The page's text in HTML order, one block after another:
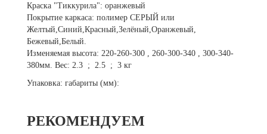
Краска "Тиккурила": оранжевый
Покрытие каркаса: полимер СЕРЫЙ или
Желтый,Синий,Красный,Зелёный,Оранжевый,
Бежевый,Белый.
Изменяемая высота: 220-260-300 , 260-300-340 , 300-340-
380мм. Вес: 2.3 ; 2.5 ; 3 кг
Упаковка: габариты (мм):
РЕКОМЕНДУЕМ